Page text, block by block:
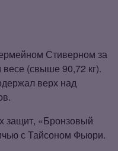
Стиверном за
(свыше 90,72 кг).
верх над
защит, «Бронзовый
с Тайсоном Фьюри.